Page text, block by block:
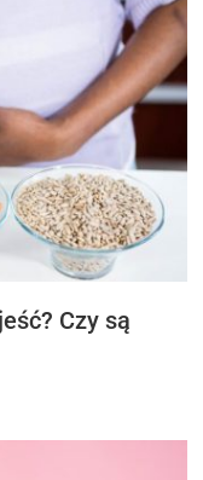
Czy są